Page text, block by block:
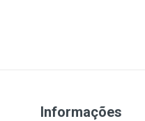
Informações